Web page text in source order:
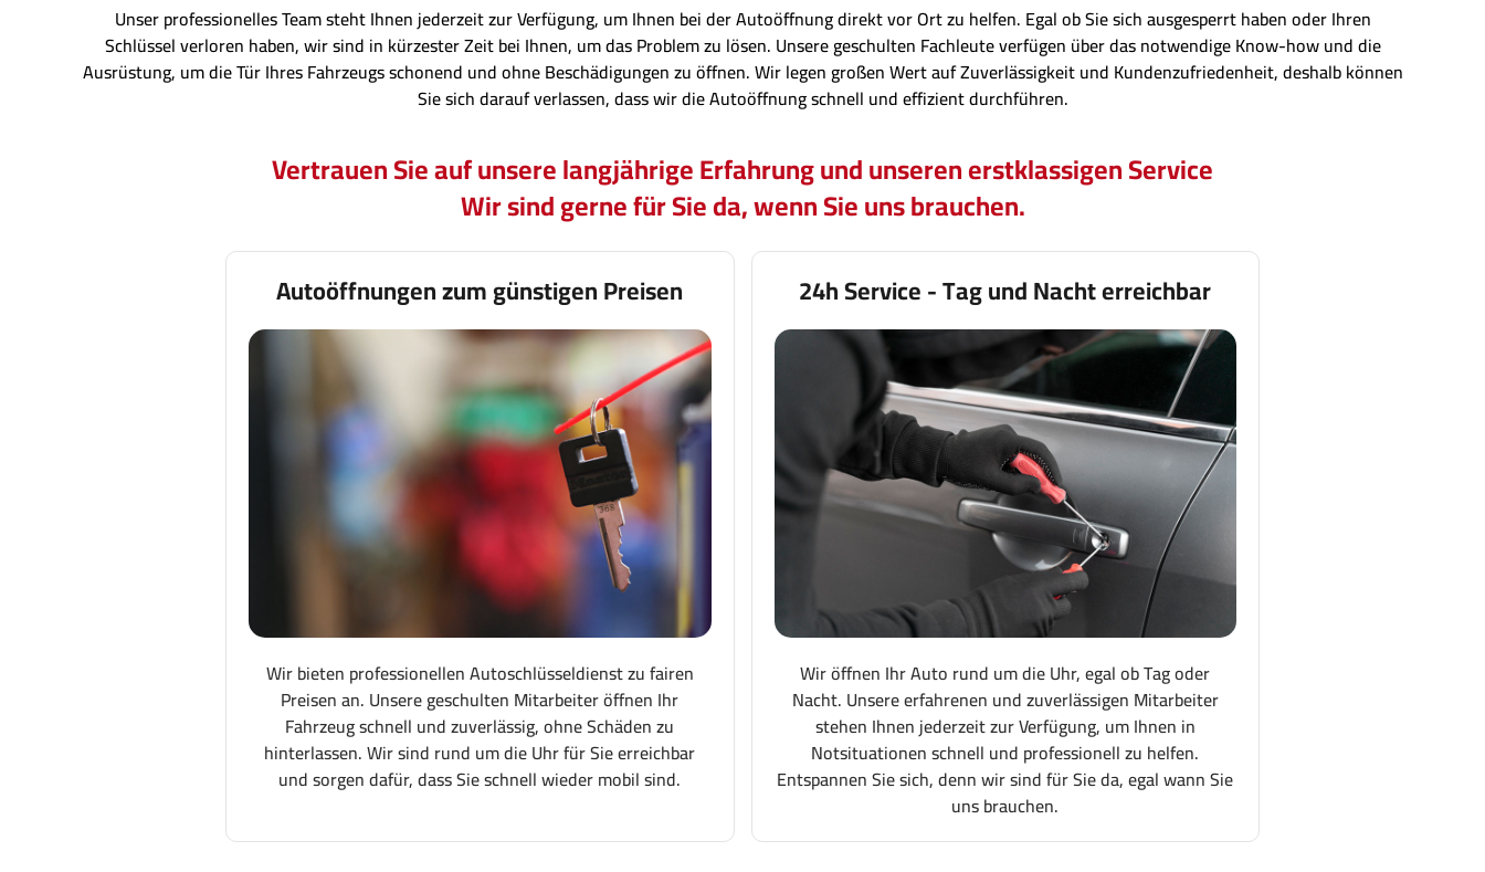
Unser professionelles Team steht Ihnen jederzeit zur Verfügung, um Ihnen bei der Autoöffnung direkt vor Ort zu helfen. Egal ob Sie sich ausgesperrt haben oder Ihren
Schlüssel verloren haben, wir sind in kürzester Zeit bei Ihnen, um das Problem zu lösen. Unsere geschulten Fachleute verfügen über das notwendige Know-how und die
Ausrüstung, um die Tür Ihres Fahrzeugs schonend und ohne Beschädigungen zu öffnen. Wir legen großen Wert auf Zuverlässigkeit und Kundenzufriedenheit, deshalb können
Sie sich darauf verlassen, dass wir die Autoöffnung schnell und effizient durchführen.
Vertrauen Sie auf unsere langjährige Erfahrung und unseren erstklassigen Service
Wir sind gerne für Sie da, wenn Sie uns brauchen.
Autoöffnungen zum günstigen Preisen
Wir bieten professionellen Autoschlüsseldienst zu fairen
Preisen an. Unsere geschulten Mitarbeiter öffnen Ihr
Fahrzeug schnell und zuverlässig, ohne Schäden zu
hinterlassen. Wir sind rund um die Uhr für Sie erreichbar
und sorgen dafür, dass Sie schnell wieder mobil sind.
24h Service - Tag und Nacht erreichbar
Wir öffnen Ihr Auto rund um die Uhr, egal ob Tag oder
Nacht. Unsere erfahrenen und zuverlässigen Mitarbeiter
stehen Ihnen jederzeit zur Verfügung, um Ihnen in
Notsituationen schnell und professionell zu helfen.
Entspannen Sie sich, denn wir sind für Sie da, egal wann Sie
uns brauchen.